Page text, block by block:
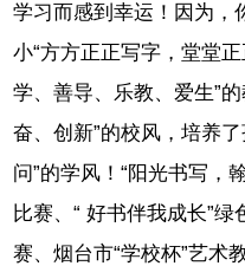
学习而感到幸运！因为，
小“方方正正写字，堂堂
学、善导、乐教、爱生”
奋、创新”的校风，培养
问”的学风！“阳光书写，
比赛、“ 好书伴我成长”
赛、烟台市“学校杯”艺术